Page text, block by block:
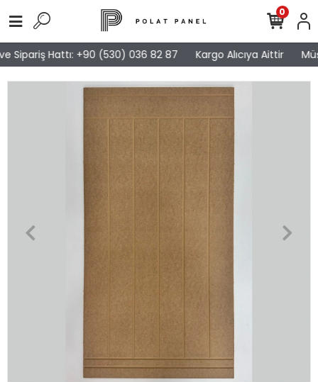
Sipariş Hattı: +90 (530) 036 82 87 Kargo Alıcıya Aittir
0